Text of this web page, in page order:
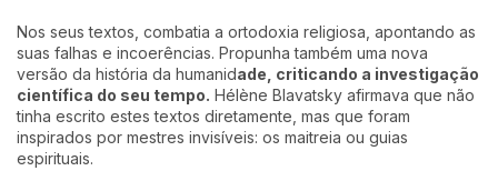
Nos seus textos, combatia a ortodoxia religiosa, apontando as
suas falhas e incoerências. Propunha também uma nova
versão da história da humanidade, criticando a investigação
científica do seu tempo. Hélène Blavatsky afirmava que não
tinha escrito estes textos diretamente, mas que foram
inspirados por mestres invisíveis: os maitreia ou guias
espirituais.